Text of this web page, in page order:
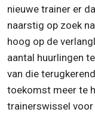
nieuwe trainer er
naarstig op zoek
hoog op de
aantal huurlingen
van die
toekomst meer te
trainerswissel